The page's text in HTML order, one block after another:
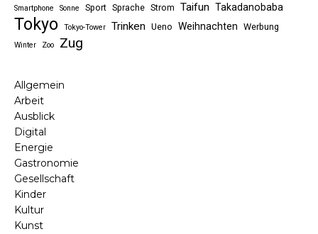
Smartphone Sonne Sport Sprache Strom Taifun Takadanobaba
Tokyo Tokyo-Tower Trinken Ueno Weihnachten Werbung
Winter Zoo Zug
Allgemein
Arbeit
Ausblick
Digital
Energie
Gastronomie
Gesellschaft
Kinder
Kultur
Kunst